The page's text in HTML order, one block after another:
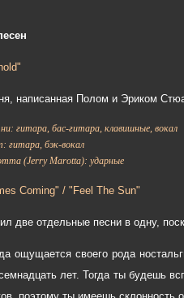
написанная Полом и Эриком
гитара, бас-гитара, клавишные, вокал
бэк-вокал
(Jerry Marotta): ударные
Coming" / "Feel The Sun"
две отдельные песни в одну,
ощущается своего рода
лет. Тогда ты будешь